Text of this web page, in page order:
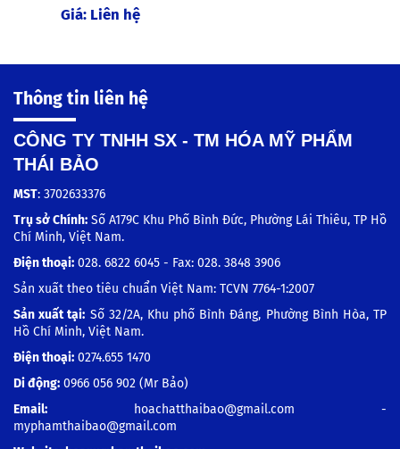
Giá: Liên hệ
Thông tin liên hệ
CÔNG TY TNHH SX - TM HÓA MỸ PHẨM
THÁI BẢO
MST: 3702633376
Trụ sở Chính: Số A179C Khu Phố Bình Đức, Phường Lái Thiêu, TP Hồ
Chí Minh, Việt Nam.
Điện thoại: 028. 6822 6045 - Fax: 028. 3848 3906
Sản xuất theo tiêu chuẩn Việt Nam: TCVN 7764-1:2007
Sản xuất tại: Số 32/2A, Khu phố Bình Đáng, Phường Bình Hòa, TP
Hồ Chí Minh, Việt Nam.
Điện thoại: 0274.655 1470
Di động: 0966 056 902 (Mr Bảo)
Email: hoachatthaibao@gmail.com -
myphamthaibao@gmail.com